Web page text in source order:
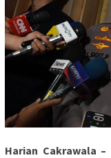
Harian Cakrawala –